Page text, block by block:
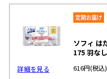
詳細を見る
ソフィ は
175 羽なし
616円(税込